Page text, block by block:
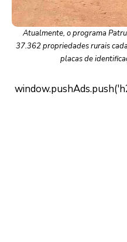
Atualmente, o programa
37.362 propriedades rurais
placas de